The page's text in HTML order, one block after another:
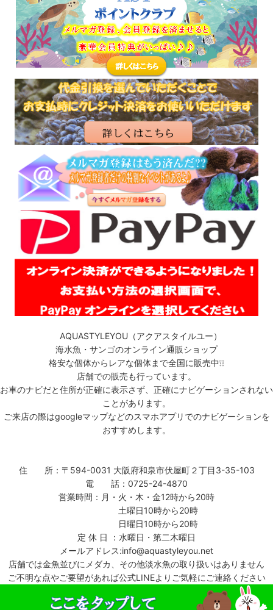
AQUASTYLEYOU（アクアスタイルユー）
海水魚・サンゴのオンライン通販ショップ
格安な個体からレアな個体まで全国に販売中❕❕
店舗での販売も行っています。
お車のナビだと住所が正確に表示さず、正確にナビゲーションされない
ことがあります。
ご来店の際はgoogleマップなどのスマホアプリでのナビゲーションを
おすすめします。
住 所：〒594-0031 大阪府和泉市伏屋町２丁目3-35-103
電 話：0725-24-4870
営業時間：月・火・木・金12時から20時
土曜日10時から20時
日曜日10時から20時
定 休 日 ：水曜日・第二木曜日
メールアドレス:info@aquastyleyou.net
店舗では金魚並びにメダカ、その他淡水魚の取り扱いはありません
ご不明な点やご要望があれば公式LINEよりご気軽にご連絡ください